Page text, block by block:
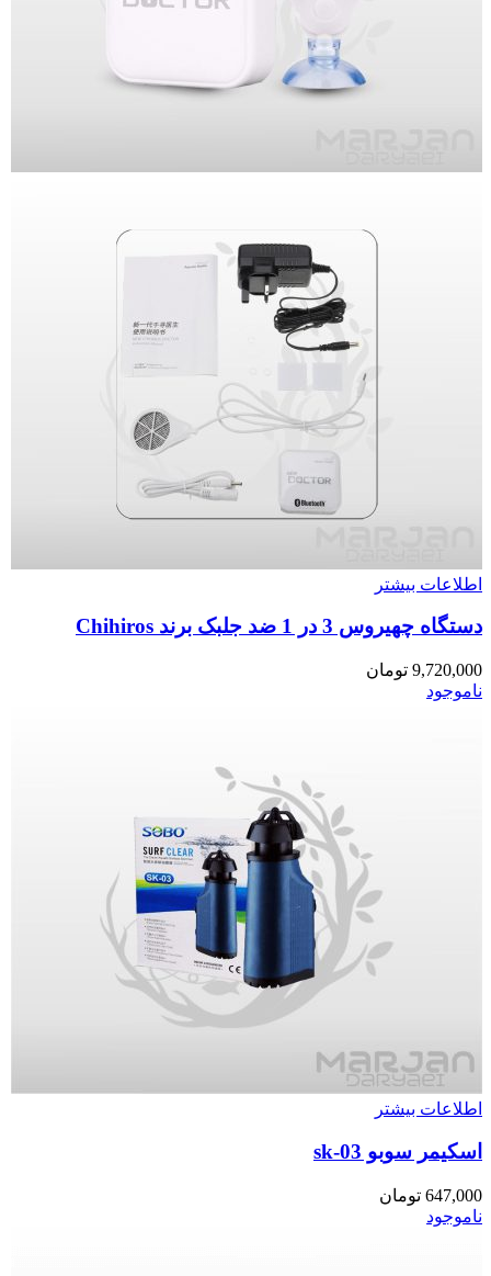
اطلاعات بیشتر
دستگاه چهیروس 3 در 1 ضد جلبک برند Chihiros
9,720,000 تومان
ناموجود
اطلاعات بیشتر
اسکیمر سوبو sk-03
647,000 تومان
ناموجود